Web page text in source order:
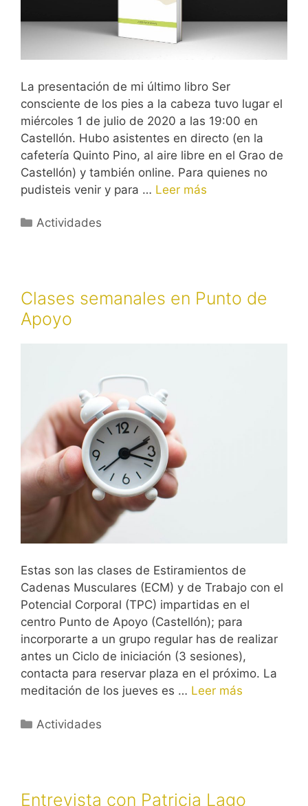
La presentación de mi último libro Ser
consciente de los pies a la cabeza tuvo lugar el
miércoles 1 de julio de 2020 a las 19:00 en
Castellón. Hubo asistentes en directo (en la
cafetería Quinto Pino, al aire libre en el Grao de
Castellón) y también online. Para quienes no
pudisteis venir y para … Leer más
Categorías
Actividades
Clases semanales en Punto de
Apoyo
Estas son las clases de Estiramientos de
Cadenas Musculares (ECM) y de Trabajo con el
Potencial Corporal (TPC) impartidas en el
centro Punto de Apoyo (Castellón); para
incorporarte a un grupo regular has de realizar
antes un Ciclo de iniciación (3 sesiones),
contacta para reservar plaza en el próximo. La
meditación de los jueves es … Leer más
Categorías
Actividades
Entrevista con Patricia Lago